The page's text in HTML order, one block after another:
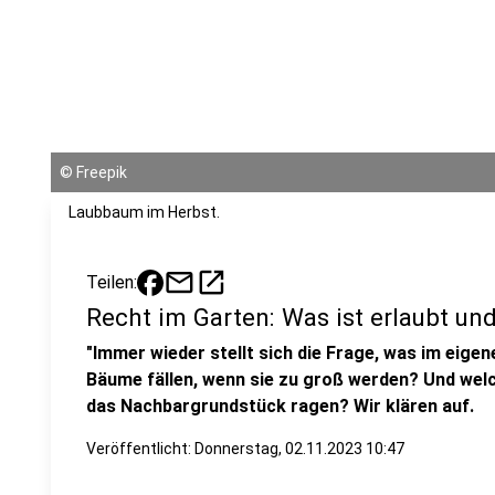
© Freepik
Laubbaum im Herbst.
Teilen: mailopen_in_new
Recht im Garten: Was ist erlaubt
"Immer wieder stellt sich die Frage, was im
Bäume fällen, wenn sie zu groß werden? Und
das Nachbargrundstück ragen? Wir klären auf.
Veröffentlicht: Donnerstag, 02.11.2023 10:47